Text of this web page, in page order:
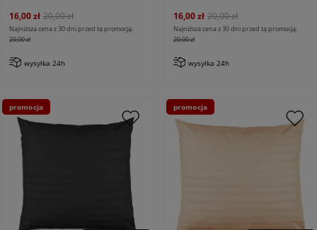
16,00 zł 20,00 zł
Najniższa cena z 30 dni przed tą promocją:
20,00 zł
wysyłka 24h
16,00 zł 20,00 zł
Najniższa cena z 30 dni przed tą promocją:
20,00 zł
wysyłka 24h
promocja promocja